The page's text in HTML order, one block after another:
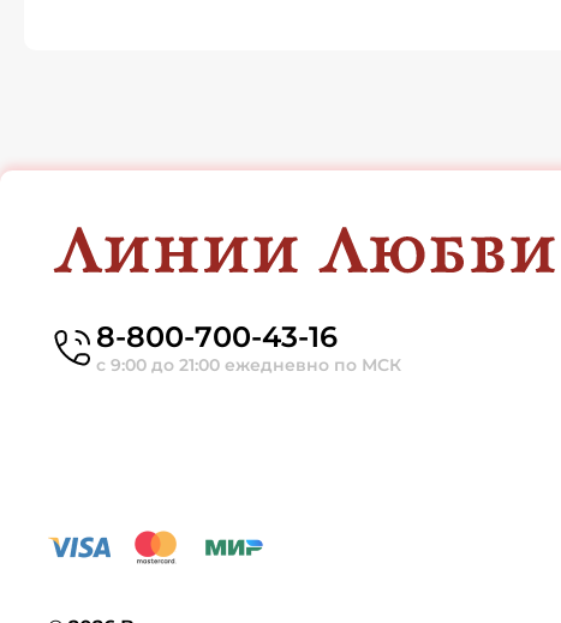
8-800-700-43-16
с 9:00 до 21:00 ежедневно по МСК